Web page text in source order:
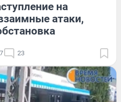
на
атаки,
23